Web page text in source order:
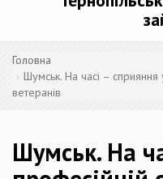
Головна
Шумськ. На часі – сприяння
ветеранів
Шумськ. На